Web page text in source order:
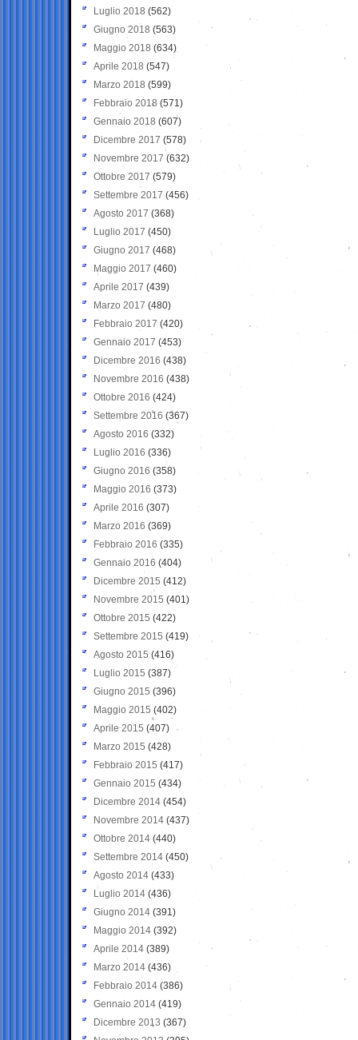
Luglio 2018 (562)
Giugno 2018 (563)
Maggio 2018 (634)
Aprile 2018 (547)
Marzo 2018 (599)
Febbraio 2018 (571)
Gennaio 2018 (607)
Dicembre 2017 (578)
Novembre 2017 (632)
Ottobre 2017 (579)
Settembre 2017 (456)
Agosto 2017 (368)
Luglio 2017 (450)
Giugno 2017 (468)
Maggio 2017 (460)
Aprile 2017 (439)
Marzo 2017 (480)
Febbraio 2017 (420)
Gennaio 2017 (453)
Dicembre 2016 (438)
Novembre 2016 (438)
Ottobre 2016 (424)
Settembre 2016 (367)
Agosto 2016 (332)
Luglio 2016 (336)
Giugno 2016 (358)
Maggio 2016 (373)
Aprile 2016 (307)
Marzo 2016 (369)
Febbraio 2016 (335)
Gennaio 2016 (404)
Dicembre 2015 (412)
Novembre 2015 (401)
Ottobre 2015 (422)
Settembre 2015 (419)
Agosto 2015 (416)
Luglio 2015 (387)
Giugno 2015 (396)
Maggio 2015 (402)
Aprile 2015 (407)
Marzo 2015 (428)
Febbraio 2015 (417)
Gennaio 2015 (434)
Dicembre 2014 (454)
Novembre 2014 (437)
Ottobre 2014 (440)
Settembre 2014 (450)
Agosto 2014 (433)
Luglio 2014 (436)
Giugno 2014 (391)
Maggio 2014 (392)
Aprile 2014 (389)
Marzo 2014 (436)
Febbraio 2014 (386)
Gennaio 2014 (419)
Dicembre 2013 (367)